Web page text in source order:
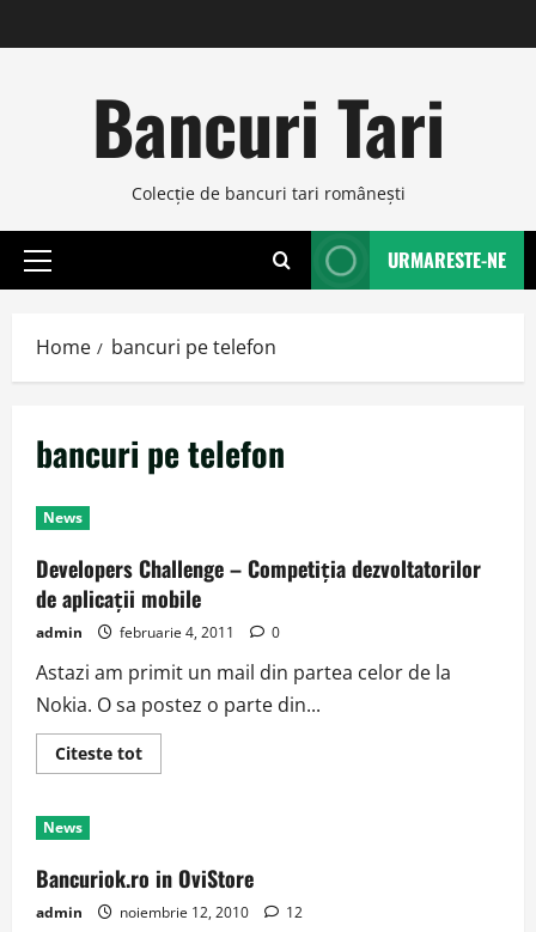
to
Bancuri Tari
Colecţie de bancuri tari româneşti
Primary
URMARESTE-NE
Home bancuri pe telefon
bancuri pe telefon
News
Developers Challenge – Competiţia dezvoltatorilor
de aplicaţii mobile
admin februarie 4, 2011 0
Astazi am primit un mail din partea celor de la
Nokia. O sa postez o parte din...
Citeste totRead
more
dezvoltatorilor
de
aplicaţii
mobile
News
Bancuriok.ro in OviStore
admin noiembrie 12, 2010 12